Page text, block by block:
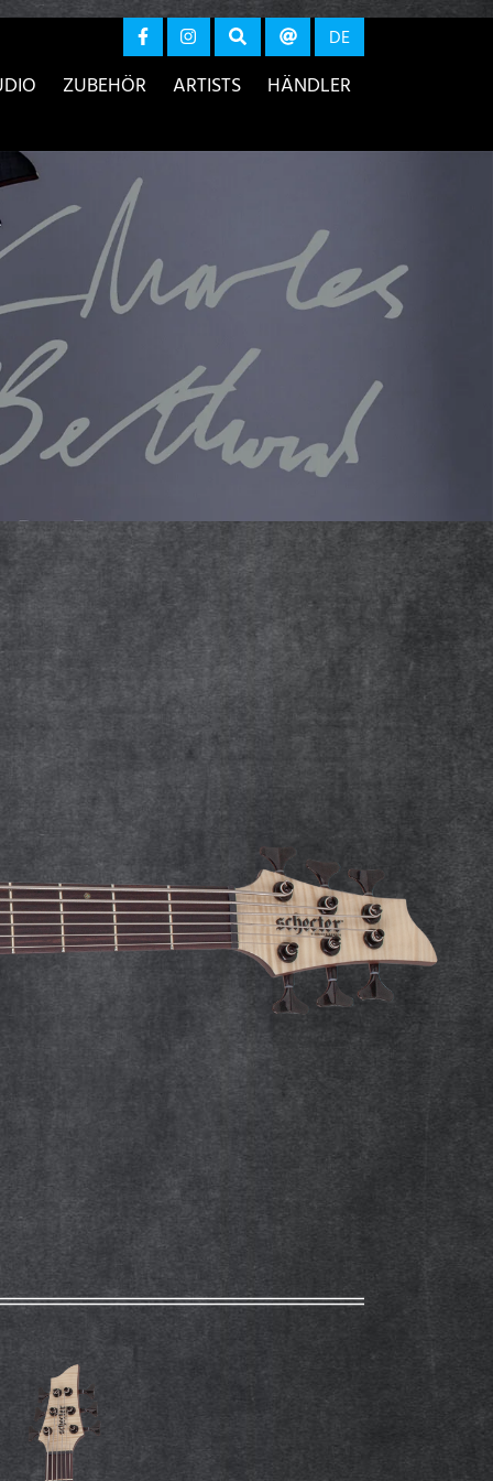
anzeigen
ZUBEHÖR ARTISTS HÄNDLER
DE